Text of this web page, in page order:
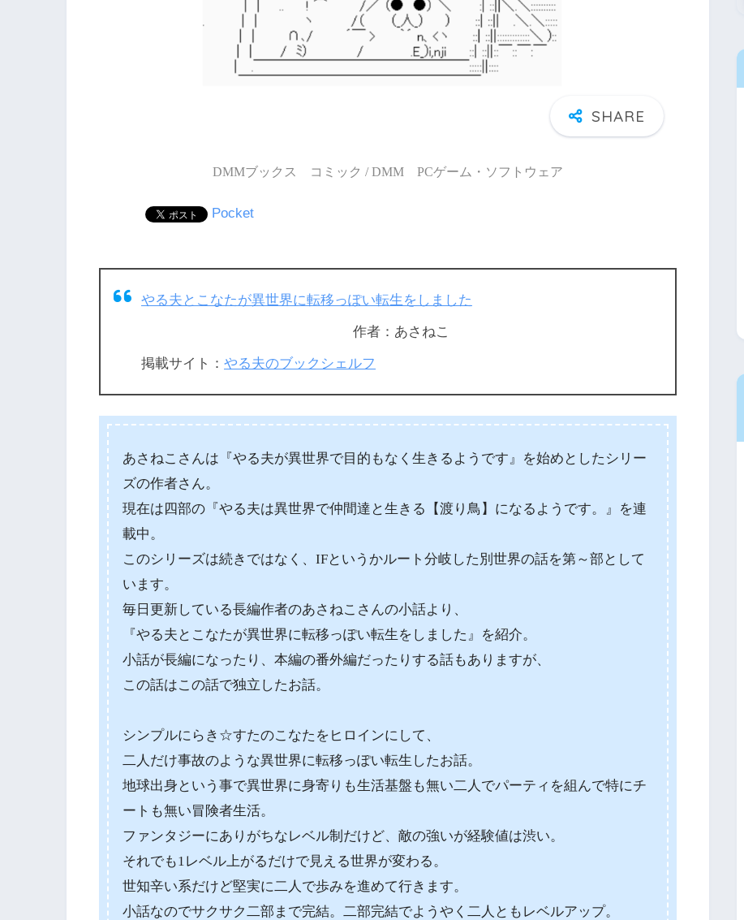
DMMブックス コミック / DMM PCゲーム・ソフトウェア
Pocket
やる夫とこなたが異世界に転移っぽい転生をしました
作者：あさねこ
掲載サイト： やる夫のブックシェルフ
あさねこさんは『やる夫が異世界で目的もなく生きるようです』を始めとしたシリー
ズの作者さん。
現在は四部の『やる夫は異世界で仲間達と生きる【渡り鳥】になるようです。』を連
載中。
このシリーズは続きではなく、IFというかルート分岐した別世界の話を第～部として
います。
毎日更新している長編作者のあさねこさんの小話より、
『やる夫とこなたが異世界に転移っぽい転生をしました』を紹介。
小話が長編になったり、本編の番外編だったりする話もありますが、
この話はこの話で独立したお話。
シンプルにらき☆すたのこなたをヒロインにして、
二人だけ事故のような異世界に転移っぽい転生したお話。
地球出身という事で異世界に身寄りも生活基盤も無い二人でパーティを組んで特にチ
ートも無い冒険者生活。
ファンタジーにありがちなレベル制だけど、敵の強いが経験値は渋い。
それでも1レベル上がるだけで見える世界が変わる。
世知辛い系だけど堅実に二人で歩みを進めて行きます。
小話なのでサクサク二部まで完結。二部完結でようやく二人ともレベルアップ。